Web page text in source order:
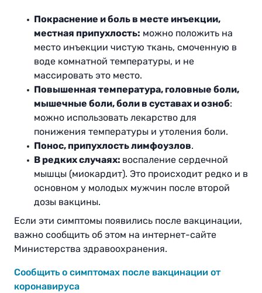
Покраснение и боль в месте инъекции,
местная припухлость: можно положить на
место инъекции чистую ткань, смоченную в
воде комнатной температуры, и не
массировать это место.
Повышенная температура, головные боли,
мышечные боли, боли в суставах и озноб:
можно использовать лекарство для
понижения температуры и утоления боли.
Понос, припухлость лимфоузлов.
В редких случаях: воспаление сердечной
мышцы (миокардит). Это происходит редко и в
основном у молодых мужчин после второй
дозы вакцины.
Если эти симптомы появились после вакцинации,
важно сообщить об этом на интернет-сайте
Министерства здравоохранения.
Сообщить о симптомах после вакцинации от
коронавируса